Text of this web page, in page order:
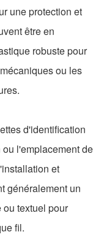
une protection et
être en
robuste pour
ou les
d'identification
l'emplacement de
et
généralement un
textuel pour
fil.